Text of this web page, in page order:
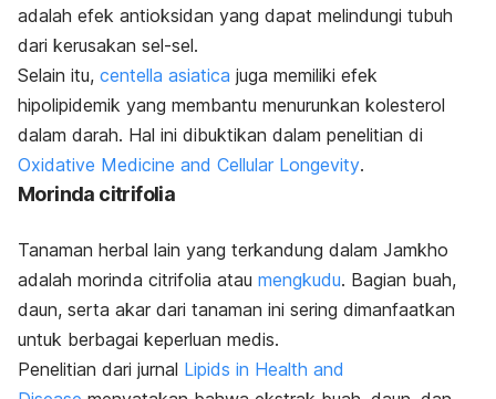
adalah efek antioksidan yang dapat melindungi tubuh
dari kerusakan sel-sel.
Selain itu, centella asiatica juga memiliki efek
hipolipidemik yang membantu menurunkan kolesterol
dalam darah. Hal ini dibuktikan dalam penelitian di
Oxidative Medicine and Cellular Longevity.
Morinda citrifolia
Tanaman herbal lain yang terkandung dalam Jamkho
adalah morinda citrifolia atau mengkudu. Bagian buah,
daun, serta akar dari tanaman ini sering dimanfaatkan
untuk berbagai keperluan medis.
Penelitian dari jurnal Lipids in Health and